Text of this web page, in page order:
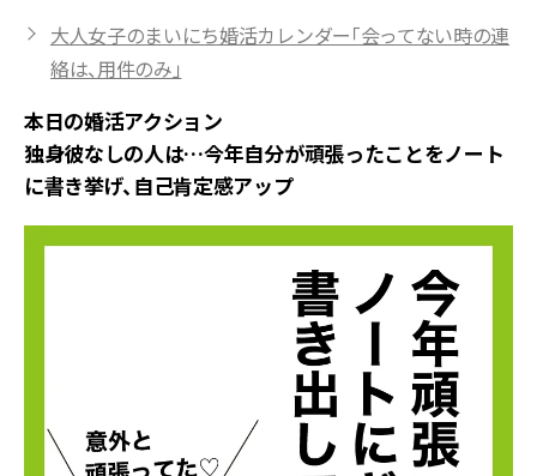
大人女子のまいにち婚活カレンダー「会ってない時の連
絡は、用件のみ」
本日の婚活アクション
独身彼なしの人は…今年自分が頑張ったことをノート
に書き挙げ、自己肯定感アップ